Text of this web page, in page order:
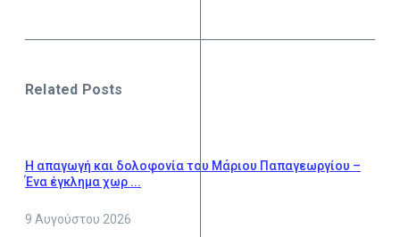
Related Posts
Η απαγωγή και δολοφονία του Μάριου Παπαγεωργίου –
Ένα έγκλημα χωρ ...
9 Αυγούστου 2026